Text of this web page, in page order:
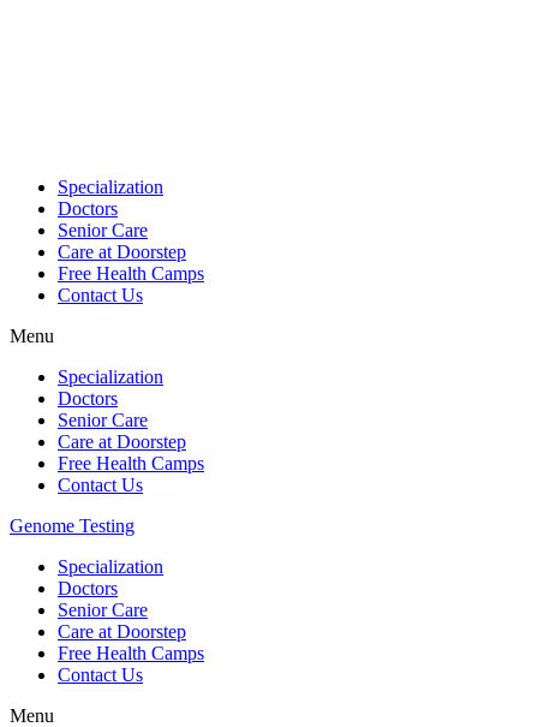
Specialization
Doctors
Senior Care
Care at Doorstep
Free Health Camps
Contact Us
Menu
Specialization
Doctors
Senior Care
Care at Doorstep
Free Health Camps
Contact Us
Genome Testing
Specialization
Doctors
Senior Care
Care at Doorstep
Free Health Camps
Contact Us
Menu